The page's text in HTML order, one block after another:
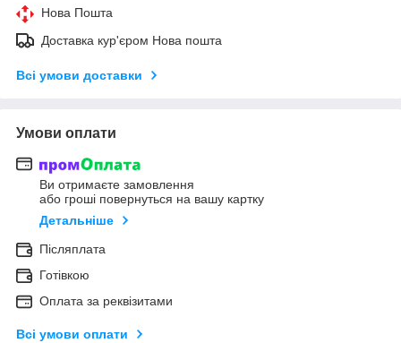
Нова Пошта
Доставка кур'єром Нова пошта
Всі умови доставки
Умови оплати
Ви отримаєте замовлення
або гроші повернуться на вашу картку
Детальніше
Післяплата
Готівкою
Оплата за реквізитами
Всі умови оплати